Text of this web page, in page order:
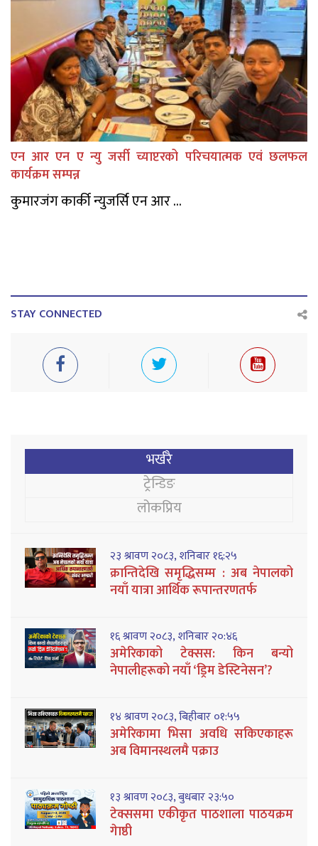
एन आर एन ए न्यु जर्सी च्याप्टरको परिचयात्मक एवं छलफल
कार्यक्रम सम्पन्न
कुमारजंग कार्की न्युजर्सि एन आर ...
STAY CONNECTED
भर्खरै
ट्रेन्डिङ
लोकप्रिय
२३ श्रावण २०८३, शनिबार १६:२५
क्रान्तिदेखि समृद्धिसम्म : अब नेपालको
नयाँ यात्रा आर्थिक रूपान्तरणतर्फ
१६ श्रावण २०८३, शनिबार २०:४६
अमेरिकाको टेक्सस: किन बन्यो
नेपालीहरूको नयाँ ‘ड्रिम डेस्टिनेसन’?
१४ श्रावण २०८३, बिहीबार ०१:५५
अमेरिकामा भिसा अवधि सकिएकाहरू
अब विमानस्थलमै पक्राउ
१३ श्रावण २०८३, बुधबार २३:५०
टेक्ससमा एकीकृत पाठशाला पाठयक्रम
गेाष्ठी